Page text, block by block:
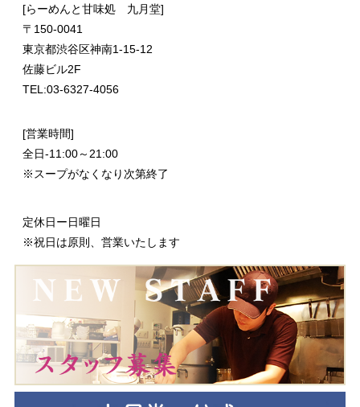
[らーめんと甘味処 九月堂]
〒 150-0041
東京都渋谷区神南1-15-12
佐藤ビル2F
TEL:03-6327-4056
[営業時間]
全日-11:00～21:00
※スープがなくなり次第終了
定休日ー日曜日
※祝日は原則、営業いたします